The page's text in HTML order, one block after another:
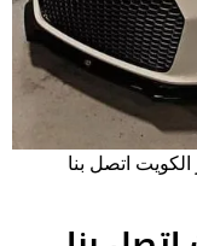
اتصل بنا